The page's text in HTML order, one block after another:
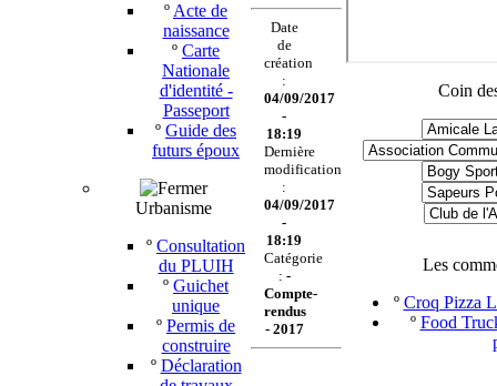
º Acte de
naissance
º Carte
Nationale
d'identité -
Passeport
º Guide des
futurs époux
Urbanisme
º Consultation
du PLUIH
º Guichet
unique
º Permis de
construire
º Déclaration
Date
de
création
:
04/09/2017
-
18:19
Dernière
modification
:
04/09/2017
-
18:19
Catégorie
: -
Compte-
rendus
- 2017
Coin
Les
º Croq Pizza
º Food